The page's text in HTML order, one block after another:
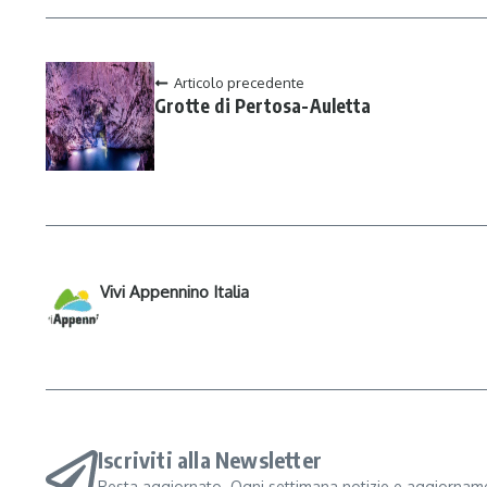
Articolo precedente
Grotte di Pertosa-Auletta
Vivi Appennino Italia
Iscriviti alla Newsletter